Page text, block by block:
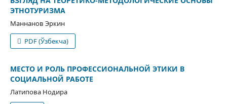
ЭТНОТУРИЗМА
Маннанов Эркин
PDF (Ўзбекча)
МЕСТО И РОЛЬ ПРОФЕССИОНАЛЬНОЙ ЭТИКИ В
СОЦИАЛЬНОЙ РАБОТЕ
Латипова Нодира